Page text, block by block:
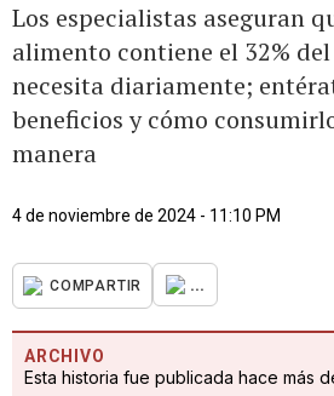
Los especialistas aseguran
alimento contiene el 32%
necesita diariamente;
beneficios y cómo
manera
4 de noviembre de 2024 - 11:10 PM
COMPARTIR ...
ARCHIVO
Esta historia fue publicada hace más